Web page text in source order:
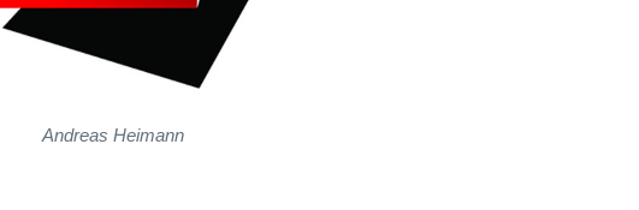
Andreas Heimann